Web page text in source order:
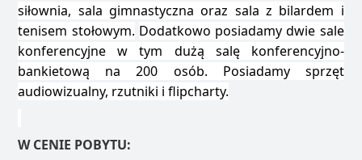
siłownia, sala gimnastyczna oraz sala z bilardem i
tenisem stołowym. Dodatkowo posiadamy dwie sale
konferencyjne w tym dużą salę konferencyjno-
bankietową na 200 osób. Posiadamy sprzęt
audiowizualny, rzutniki i flipcharty.
W CENIE POBYTU: